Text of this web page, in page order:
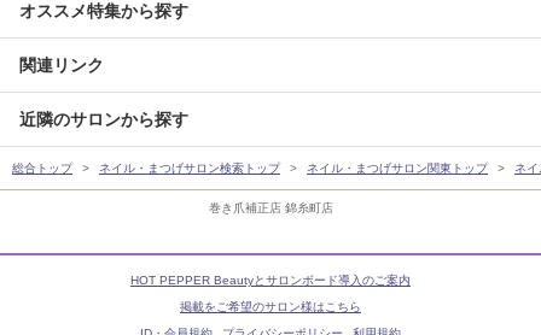
巻き爪補正店 錦糸町店
オススメ特集から探す
関連リンク
近隣のサロンから探す
総合トップ ネイル・まつげサロン検索トップ ネイル・まつげサロン関東トップ ネ
HOT PEPPER Beautyとサロンボード導入のご案内
掲載をご希望のサロン様はこちら